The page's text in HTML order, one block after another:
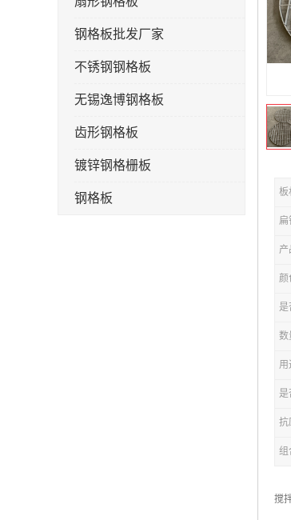
钢格板批发厂家
不锈钢钢格板
无锡逸博钢格板
齿形钢格板
镀锌钢格栅板
钢格板 板
扁
产
颜
是
数
用
是
抗
组
搅